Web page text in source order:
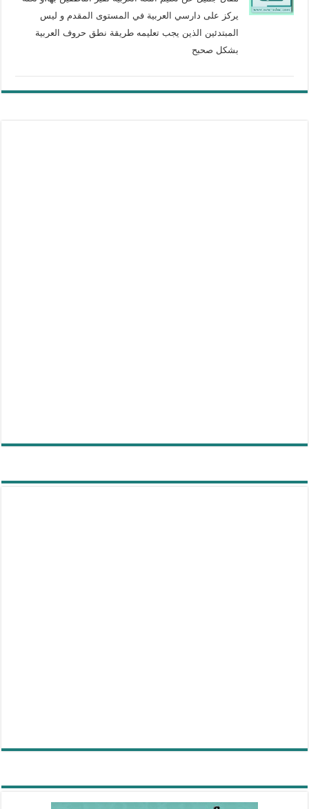
يركز على دارسي العربية في المستوى المقدم و ليس
المبتدئين الذين يجب تعليمه طريقة نطق حروف العربية
بشكل صحبح